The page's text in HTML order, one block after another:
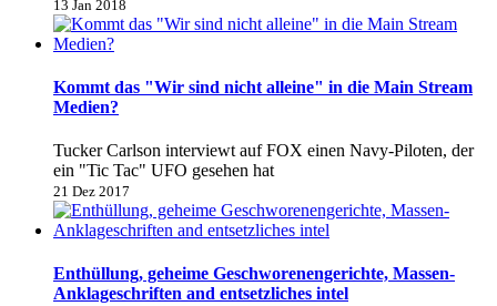
13 Jan 2018
Kommt das "Wir sind nicht alleine" in die Main Stream
Medien?
Tucker Carlson interviewt auf FOX einen Navy-Piloten, der
ein "Tic Tac" UFO gesehen hat
21 Dez 2017
Enthüllung, geheime Geschworenengerichte, Massen-
Anklageschriften and entsetzliches intel